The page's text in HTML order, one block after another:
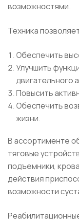
возможностями.
Техника
Обеспечить
Улучшить
двигательного
Повысить
Обеспечить
жизни.
В ассортименте
тяговые
подъемники,
действия
возможности